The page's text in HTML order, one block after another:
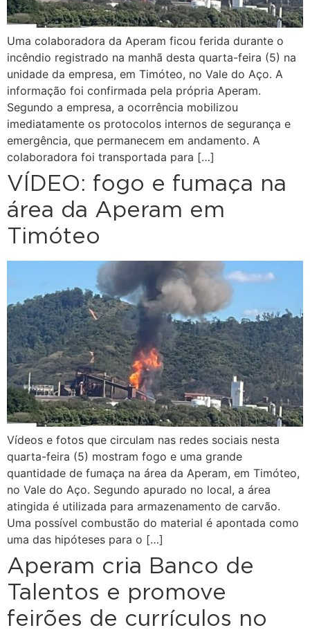
Uma colaboradora da Aperam ficou ferida durante o
incêndio registrado na manhã desta quarta-feira (5) na
unidade da empresa, em Timóteo, no Vale do Aço. A
informação foi confirmada pela própria Aperam.
Segundo a empresa, a ocorrência mobilizou
imediatamente os protocolos internos de segurança e
emergência, que permanecem em andamento. A
colaboradora foi transportada para […]
VÍDEO: fogo e fumaça na
área da Aperam em
Timóteo
Vídeos e fotos que circulam nas redes sociais nesta
quarta-feira (5) mostram fogo e uma grande
quantidade de fumaça na área da Aperam, em Timóteo,
no Vale do Aço. Segundo apurado no local, a área
atingida é utilizada para armazenamento de carvão.
Uma possível combustão do material é apontada como
uma das hipóteses para o […]
Aperam cria Banco de
Talentos e promove
feirões de currículos no